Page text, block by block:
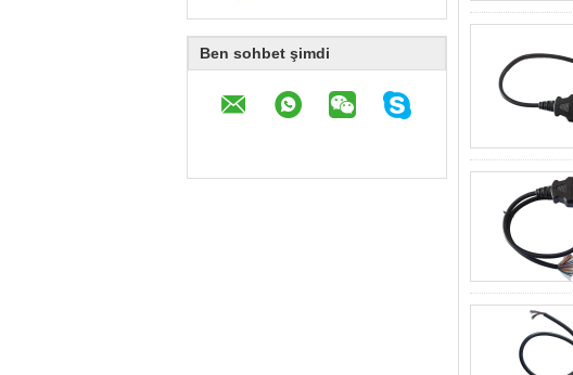
Ben sohbet şimdi